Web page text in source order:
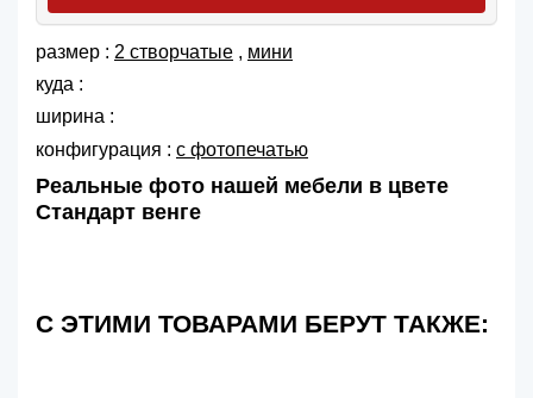
размер : 2 створчатые , мини
куда :
ширина :
конфигурация : с фотопечатью
Реальные фото нашей мебели в цвете
Стандарт венге
С ЭТИМИ ТОВАРАМИ БЕРУТ ТАКЖЕ: